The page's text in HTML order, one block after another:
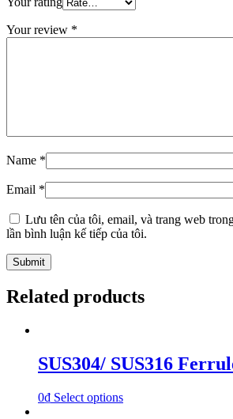
Your review *
Name *
Email *
Lưu tên của tôi, email, và trang web
lần bình luận kế tiếp của tôi.
Related products
SUS304/ SUS316
0₫ Select options